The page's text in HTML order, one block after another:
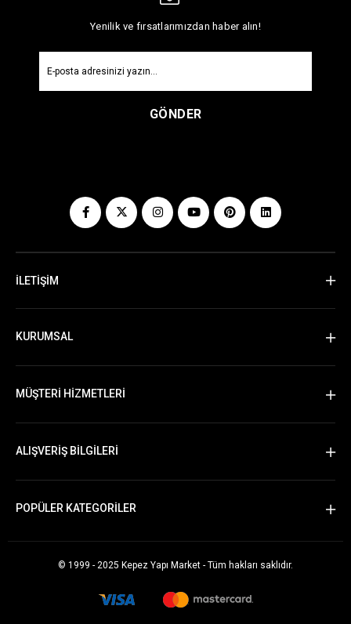
Yenilik ve fırsatlarımızdan haber alın!
GÖNDER
İLETİŞİM
KURUMSAL
MÜŞTERİ HİZMETLERİ
ALIŞVERİŞ BİLGİLERİ
POPÜLER KATEGORİLER
© 1999 - 2025 Kepez Yapı Market - Tüm hakları saklıdır.